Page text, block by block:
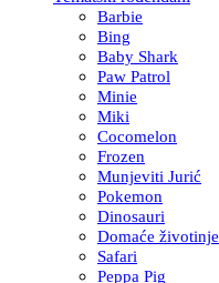
Barbie
Bing
Baby Shark
Paw Patrol
Minie
Miki
Cocomelon
Frozen
Munjeviti Jurić
Pokemon
Dinosauri
Domaće životinje
Safari
Peppa Pig